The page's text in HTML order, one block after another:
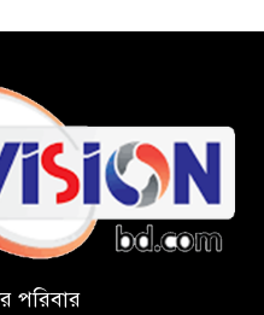
দিয়ে শুরু
চট্টগ্রাম সফর
করে অছাত্র ও সন্ত্রাসীদের
করা যাবে না-শিবির
পরিবার